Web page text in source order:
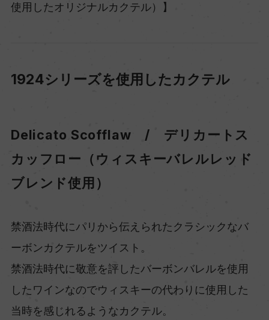
使用したオリジナルカクテル）】
1924シリーズを使用したカクテル
Delicato Scofflaw / デリカートス
カッフロー（ウィスキーバレルレッド
ブレンド使用）
禁酒法時代にパリから伝えられたクラシックなバ
ーボンカクテルをツイスト。
禁酒法時代に敬意を評したバーボンバレルを使用
したワインなのでウィスキーの代わりに使用した
当時を感じれるようなカクテル。